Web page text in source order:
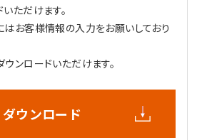
ただけます。
お客様情報の入力をお願いしており
ンロードいただけます。
ダウンロード